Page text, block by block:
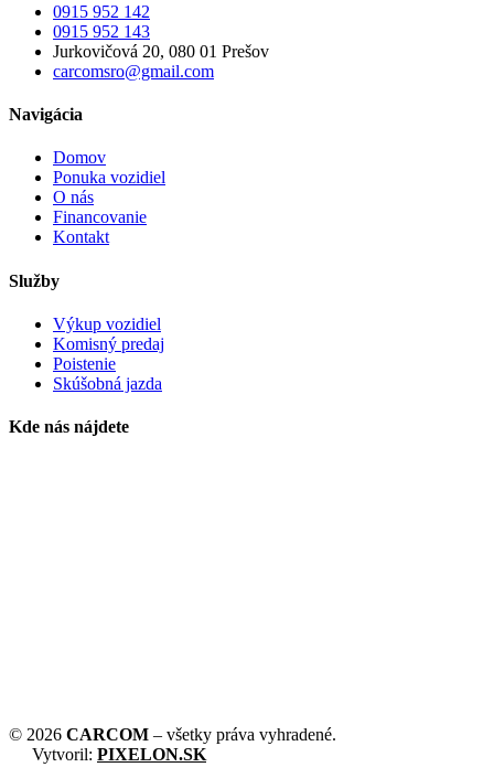
0915 952 142
0915 952 143
Jurkovičová 20, 080 01 Prešov
carcomsro@gmail.com
Navigácia
Domov
Ponuka vozidiel
O nás
Financovanie
Kontakt
Služby
Výkup vozidiel
Komisný predaj
Poistenie
Skúšobná jazda
Kde nás nájdete
© 2026 CARCOM – všetky práva vyhradené.
Vytvoril: PIXELON.SK